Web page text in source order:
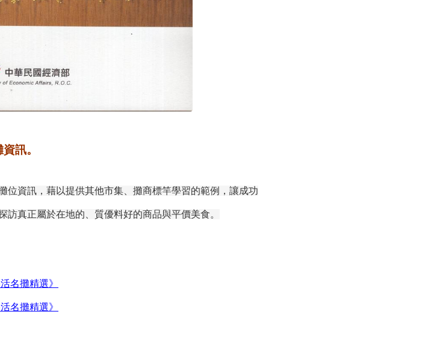
訊。
位資訊，藉以提供其他市集、攤商標竿學習的範例，讓成功
真正屬於在地的、質優料好的商品與平價美食。
名攤精選》
名攤精選》